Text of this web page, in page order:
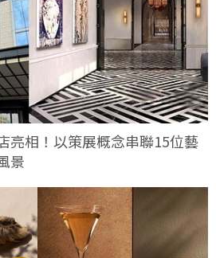
亮相！以策展概念串聯15位藝
景